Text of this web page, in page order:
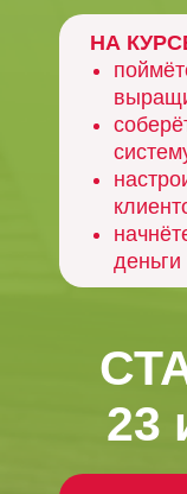
НА
деньги
23